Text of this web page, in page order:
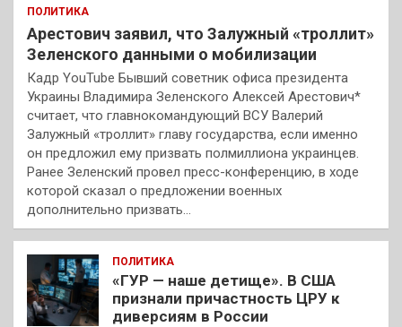
ПОЛИТИКА
Арестович заявил, что Залужный «троллит»
Зеленского данными о мобилизации
Кадр YouTube Бывший советник офиса президента
Украины Владимира Зеленского Алексей Арестович*
считает, что главнокомандующий ВСУ Валерий
Залужный «троллит» главу государства, если именно
он предложил ему призвать полмиллиона украинцев.
Ранее Зеленский провел пресс-конференцию, в ходе
которой сказал о предложении военных
дополнительно призвать…
ПОЛИТИКА
«ГУР — наше детище». В США
признали причастность ЦРУ к
диверсиям в России